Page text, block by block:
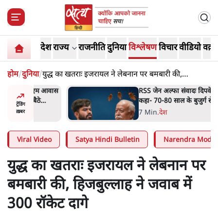
देशराज्य राजनीतिदुनियाविश्लेषणविचारवीडियो
होम/दुनिया/युद्ध का खतराः इजरायल ने लेबनान पर बमबारी की,
हिजबुल्लाह ने जवाब में 300 रॉकेट दागे
ट्रेंडिंग
ख़बर
आवास
RSS जेन अल्फा संवादः दिपके ने
कहा- 70-80 साल के बुजुर्ग से जेन
जी को क्या मिलेगा
7 Min.देश
Viral Video Satya Hindi Bulletin Narendra Modi
युद्ध का खतराः इजरायल ने लेबनान पर
बमबारी की, हिजबुल्लाह ने जवाब में
300 रॉकेट दागे